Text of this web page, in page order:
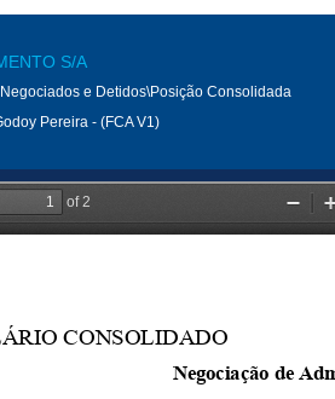
S/A
e Detidos\Posição Consolidada
Pereira - (FCA V1)